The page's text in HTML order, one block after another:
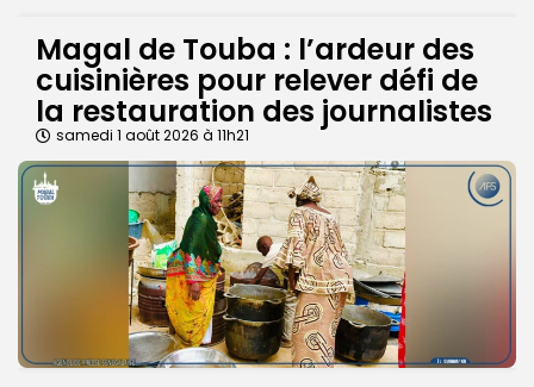
Magal de Touba : l’ardeur des
cuisinières pour relever défi de
la restauration des journalistes
samedi 1 août 2026 à 11h21